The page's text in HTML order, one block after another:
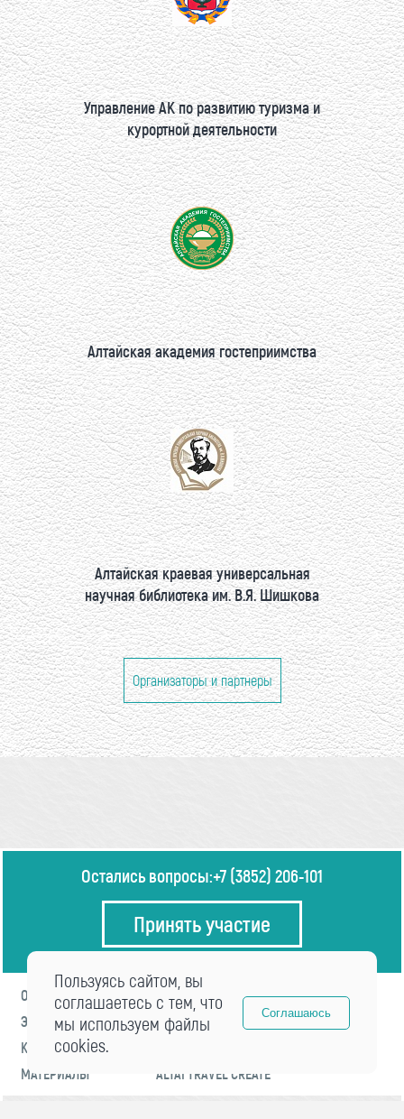
Управление АК по развитию туризма и
курортной деятельности
Алтайская академия гостеприимства
Алтайская краевая универсальная
научная библиотека им. В.Я. Шишкова
Организаторы и партнеры
Остались вопросы:+7 (3852) 206-101
Принять участие
О ФОРУМЕ
ПРОГРАММА
ЭКСПЕРТЫ
НОВОСТИ
КОНТАКТЫ
МАТЕРИАЛЫ
ALTAI TRAVEL CREATE
Пользуясь сайтом, вы
соглашаетесь с тем, что
мы используем файлы
cookies.
Соглашаюсь